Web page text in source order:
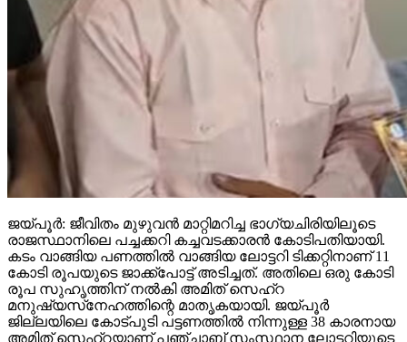
ജയ്പൂര്‍: ജീവിതം മുഴുവന്‍ മാറ്റിമറിച്ച ഭാഗ്യചിരിയിലൂടെ
രാജസ്ഥാനിലെ പച്ചക്കറി കച്ചവടക്കാരന്‍ കോടിപതിയായി.
കടം വാങ്ങിയ പണത്തില്‍ വാങ്ങിയ ലോട്ടറി ടിക്കറ്റിനാണ് 11
കോടി രൂപയുടെ ജാക്ക്‌പോട്ട് അടിച്ചത്. അതിലെ ഒരു കോടി
രൂപ സുഹൃത്തിന് നല്‍കി അമിത് സെഹ്‌റ
മനുഷ്യസ്‌നേഹത്തിന്റെ മാതൃകയായി. ജയ്പൂര്‍
ജില്ലയിലെ കോട്പുടി പട്ടണത്തില്‍ നിന്നുള്ള 38 കാരനായ
അമിത് സെഹ്‌റയാണ് പഞ്ചാബ് സംസ്ഥാന ലോട്ടറിയുടെ